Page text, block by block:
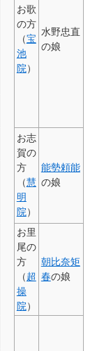
お歌
の方
（宝
池
院）
水野忠直
の娘
お志
賀の
方
（慧
明
院）
能勢頼能
の娘
お里
尾の
方
（超
操
院）
朝比奈矩
春の娘